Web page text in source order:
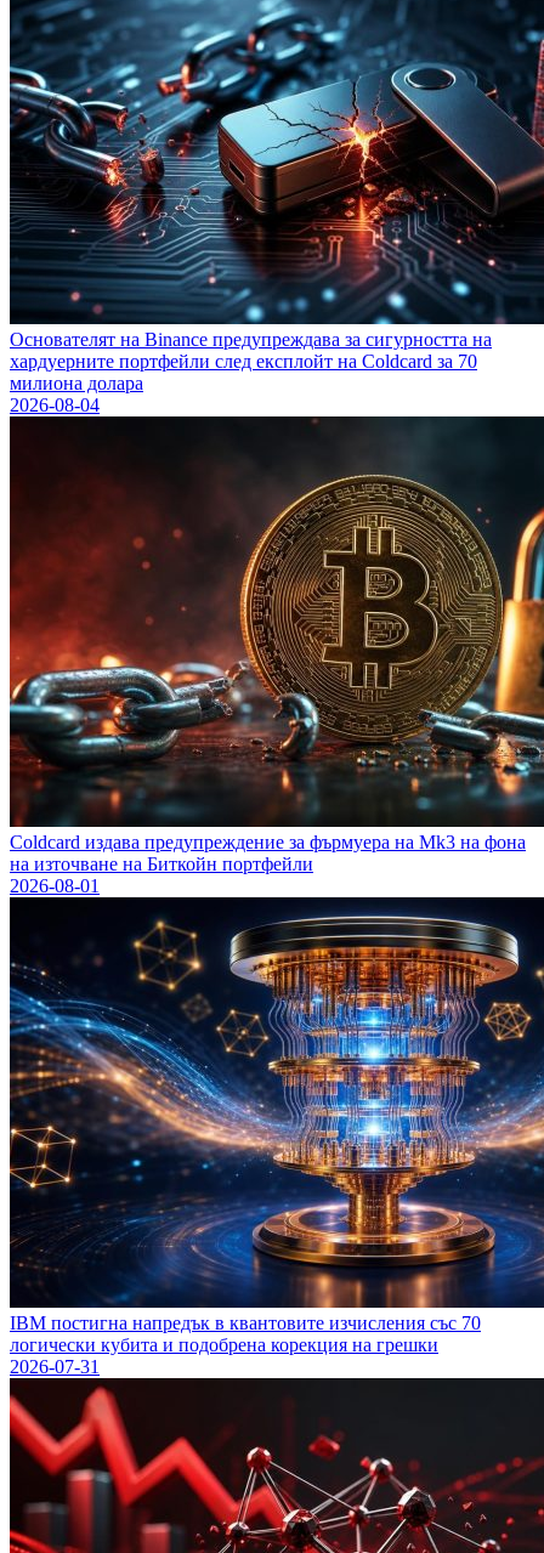
Основателят на Binance предупреждава за сигурността на
хардуерните портфейли след експлойт на Coldcard за 70
милиона долара
2026-08-04
Coldcard издава предупреждение за фърмуера на Mk3 на фона
на източване на Биткойн портфейли
2026-08-01
IBM постигна напредък в квантовите изчисления със 70
логически кубита и подобрена корекция на грешки
2026-07-31